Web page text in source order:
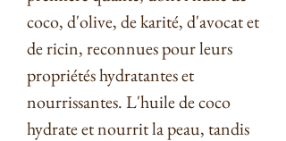
coco, d'olive, de karité, d'avocat et
de ricin, reconnues pour leurs
propriétés hydratantes et
nourrissantes. L'huile de coco
hydrate et nourrit la peau, tandis